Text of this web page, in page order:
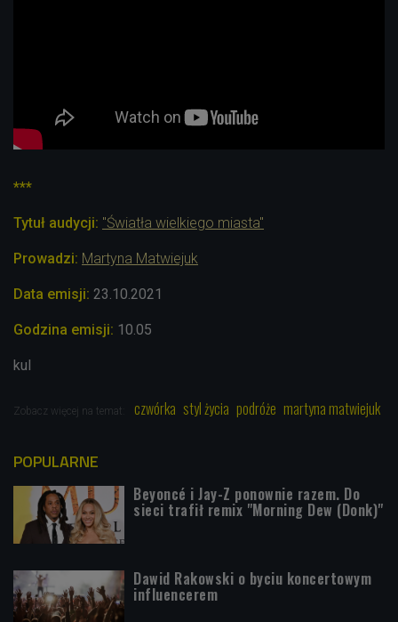
***
Tytuł audycji: "Światła wielkiego miasta"
Prowadzi: Martyna Matwiejuk
Data emisji: 23.10.2021
Godzina emisji: 10.05
kul
Zobacz więcej na temat: czwórka styl życia podróże martyna matwiejuk
POPULARNE
Beyoncé i Jay-Z ponownie razem. Do
sieci trafił remix "Morning Dew (Donk)"
Dawid Rakowski o byciu koncertowym
influencerem